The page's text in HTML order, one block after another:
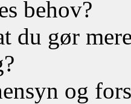
behov?
du gør
og